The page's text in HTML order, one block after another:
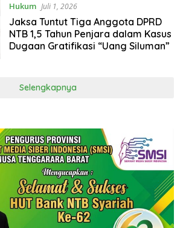
Hukum Juli 1, 2026
Jaksa Tuntut Tiga Anggota DPRD
NTB 1,5 Tahun Penjara dalam Kasus
Dugaan Gratifikasi “Uang Siluman”
Selengkapnya